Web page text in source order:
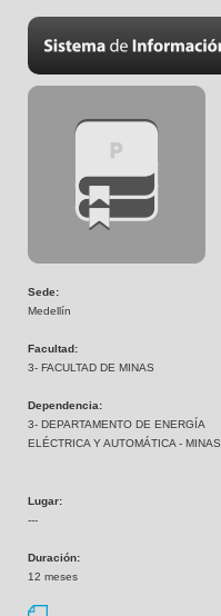
Sede:
Medellín
Facultad:
3- FACULTAD DE MINAS
Dependencia:
3- DEPARTAMENTO DE ENERGÍA
ELÉCTRICA Y AUTOMÁTICA - MINAS
Lugar:
---
Duración:
12 meses